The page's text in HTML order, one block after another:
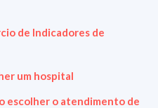
de Indicadores de
um hospital
escolher o atendimento de